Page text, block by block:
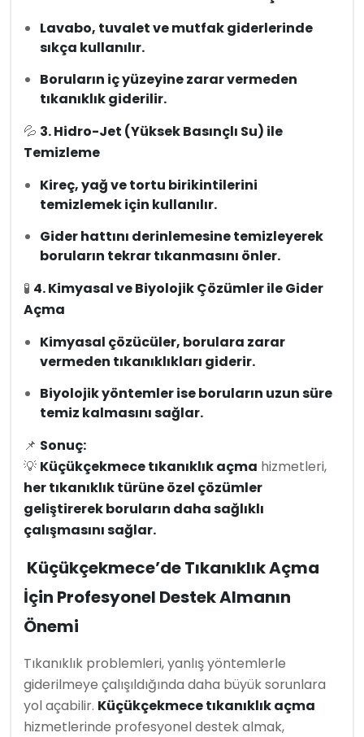
Lavabo, tuvalet ve mutfak giderlerinde
sıkça kullanılır.
Boruların iç yüzeyine zarar vermeden
tıkanıklık giderilir.
💦 3. Hidro-Jet (Yüksek Basınçlı Su) ile
Temizleme
Kireç, yağ ve tortu birikintilerini
temizlemek için kullanılır.
Gider hattını derinlemesine temizleyerek
boruların tekrar tıkanmasını önler.
🧪 4. Kimyasal ve Biyolojik Çözümler ile Gider
Açma
Kimyasal çözücüler, borulara zarar
vermeden tıkanıklıkları giderir.
Biyolojik yöntemler ise boruların uzun süre
temiz kalmasını sağlar.
📌 Sonuç:
💡 Küçükçekmece tıkanıklık açma hizmetleri,
her tıkanıklık türüne özel çözümler
geliştirerek boruların daha sağlıklı
çalışmasını sağlar.
Küçükçekmece’de Tıkanıklık Açma
İçin Profesyonel Destek Almanın
Önemi
Tıkanıklık problemleri, yanlış yöntemlerle
giderilmeye çalışıldığında daha büyük sorunlara
yol açabilir. Küçükçekmece tıkanıklık açma
hizmetlerinde profesyonel destek almak,